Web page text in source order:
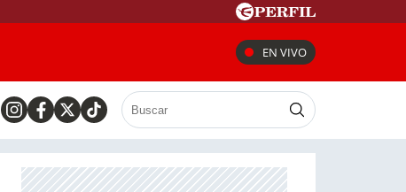
EN VIVO